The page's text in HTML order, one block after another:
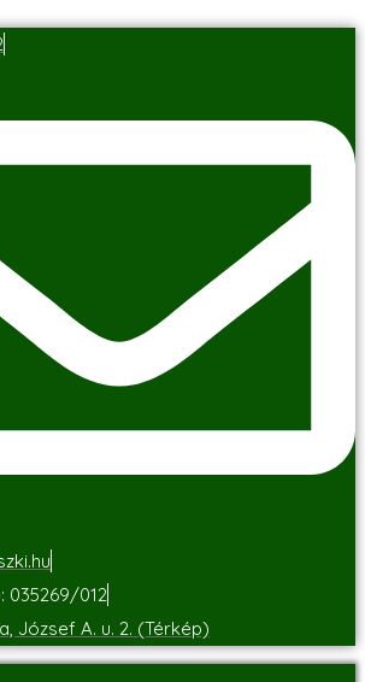
035269/012
József A. u. 2. (Térkép)